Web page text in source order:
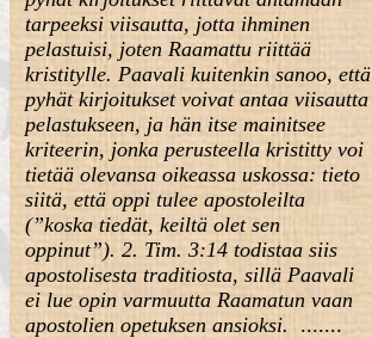
tarpeeksi viisautta, jotta ihminen
pelastuisi, joten Raamattu riittää
kristitylle. Paavali kuitenkin sanoo, että
pyhät kirjoitukset voivat antaa viisautta
pelastukseen, ja hän itse mainitsee
kriteerin, jonka perusteella kristitty voi
tietää olevansa oikeassa uskossa: tieto
siitä, että oppi tulee apostoleilta
(”koska tiedät, keiltä olet sen
oppinut”). 2. Tim. 3:14 todistaa siis
apostolisesta traditiosta, sillä Paavali
ei lue opin varmuutta Raamatun vaan
apostolien opetuksen ansioksi.
.......